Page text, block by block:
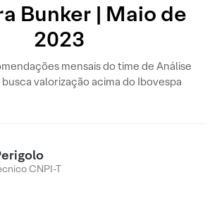
Bunker | Maio de
2023
mensais do time de Análise
valorização acima do Ibovespa
CNPI-T